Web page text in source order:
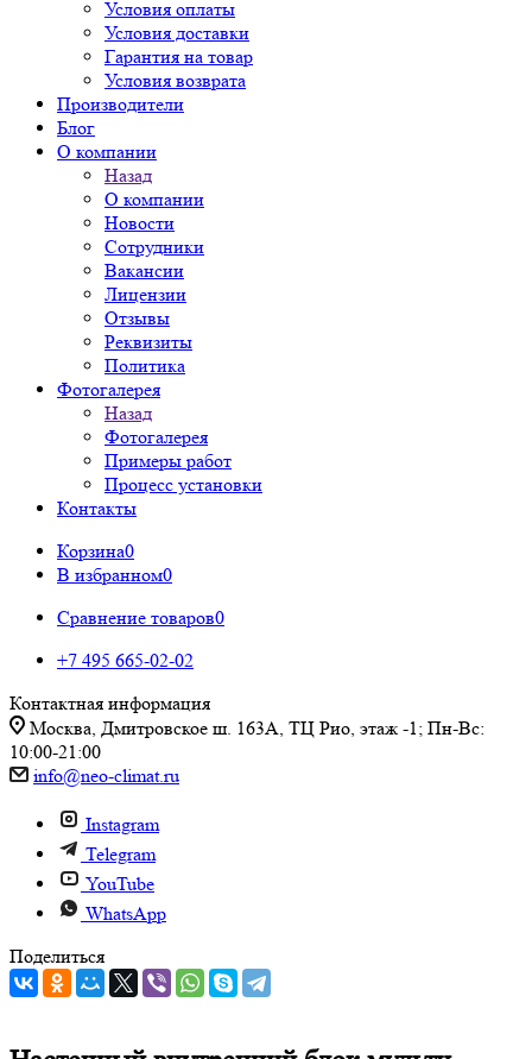
Условия оплаты
Условия доставки
Гарантия на товар
Условия возврата
Производители
Блог
О компании
Назад
О компании
Новости
Сотрудники
Вакансии
Лицензии
Отзывы
Реквизиты
Политика
Фотогалерея
Назад
Фотогалерея
Примеры работ
Процесс установки
Контакты
Корзина0
В избранном0
Сравнение товаров0
+7 495 665-02-02
Контактная информация
Москва, Дмитровское ш. 163А, ТЦ Рио, этаж -1; Пн-Вс:
10:00-21:00
info@neo-climat.ru
Instagram
Telegram
YouTube
WhatsApp
Поделиться